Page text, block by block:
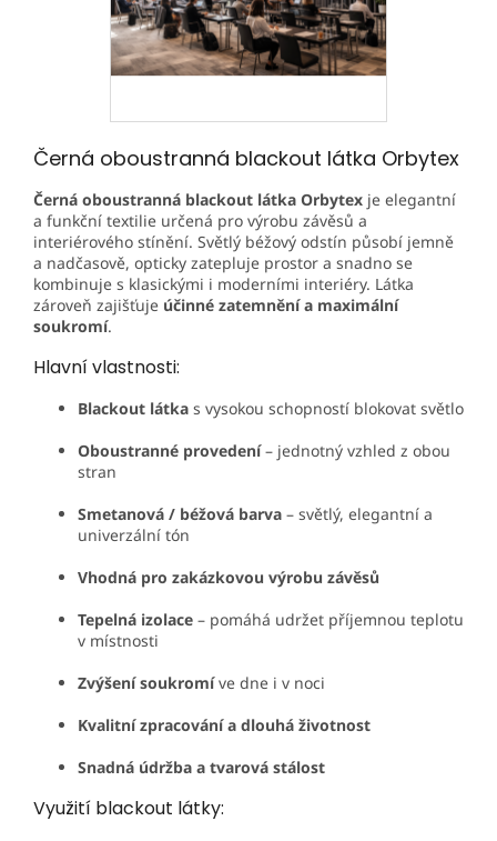
Černá oboustranná blackout látka Orbytex
Černá oboustranná blackout látka Orbytex je elegantní
a funkční textilie určená pro výrobu závěsů a
interiérového stínění. Světlý béžový odstín působí jemně
a nadčasově, opticky zatepluje prostor a snadno se
kombinuje s klasickými i moderními interiéry. Látka
zároveň zajišťuje účinné zatemnění a maximální
soukromí.
Hlavní vlastnosti:
Blackout látka s vysokou schopností blokovat světlo
Oboustranné provedení– jednotný vzhled z obou
stran
Smetanová / béžová barva – světlý, elegantní a
univerzální tón
Vhodná pro zakázkovou výrobu závěsů
Tepelná izolace – pomáhá udržet příjemnou teplotu
v místnosti
Zvýšení soukromíve dne i v noci
Kvalitní zpracování a dlouhá životnost
Snadná údržba a tvarová stálost
Využití blackout látky: